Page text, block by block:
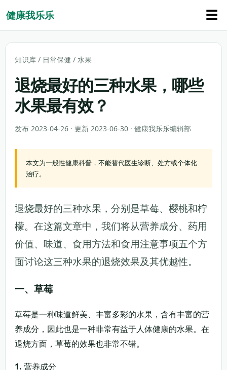
健康我乐乐 ☰
知识库 / 日常保健 / 水果
退烧最好的三种水果，哪些
水果最有效？
发布 2023-04-26 · 更新 2023-06-30 · 健康我乐乐编辑部
本文为一般性健康科普，不能替代医生诊断、处方或个体化
治疗。
退烧最好的三种水果，分别是草莓、樱桃和柠
檬。在这篇文章中，我们将从营养成分、药用
价值、味道、食用方法和食用注意事项五个方
面讨论这三种水果的退烧效果及其优越性。
一、草莓
草莓是一种味道鲜美、丰富多彩的水果，含有丰富的营
养成分，因此也是一种非常有益于人体健康的水果。在
退烧方面，草莓的效果也非常不错。
1. 营养成分